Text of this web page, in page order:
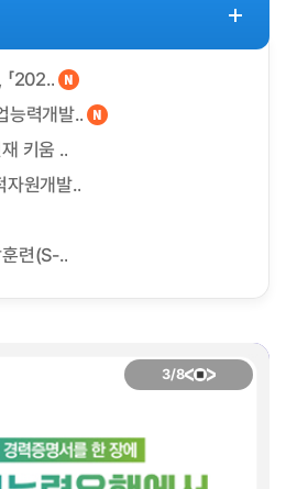
202..
능력개발..
키움 ..
원개발..
련(S-..
3/8